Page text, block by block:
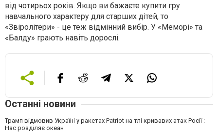
від чотирьох років. Якщо ви бажаєте купити гру
навчального характеру для старших дітей, то
«Звіролітери» - це теж відмінний вибір. У «Меморі» та
«Балду» грають навіть дорослі.
Останні новини
Трамп відмовив Україні у ракетах Patriot на тлі кривавих атак Росії :
Нас розділяє океан